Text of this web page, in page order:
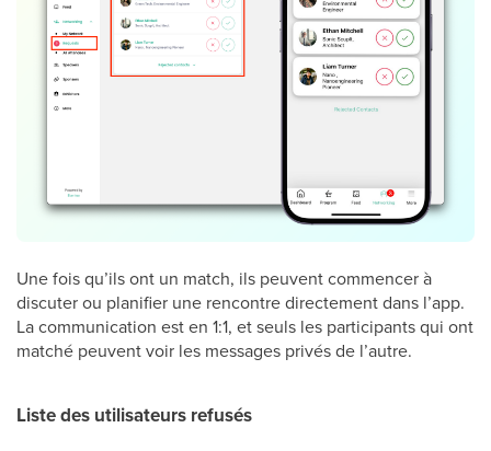
Une fois qu’ils ont un match, ils peuvent commencer à
discuter ou planifier une rencontre directement dans l’app.
La communication est en 1:1, et seuls les participants qui ont
matché peuvent voir les messages privés de l’autre.
Liste des utilisateurs refusés